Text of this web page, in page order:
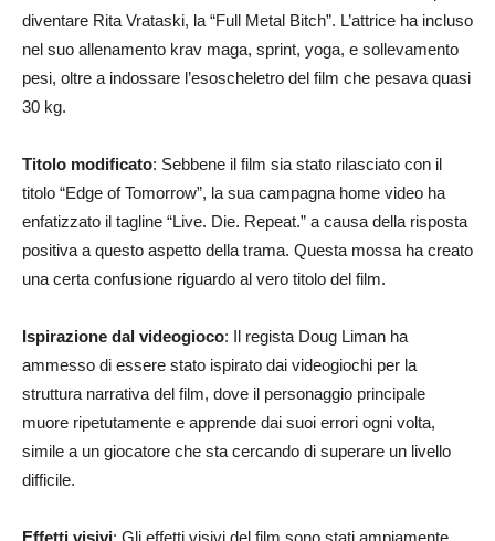
diventare Rita Vrataski, la “Full Metal Bitch”. L’attrice ha incluso
nel suo allenamento krav maga, sprint, yoga, e sollevamento
pesi, oltre a indossare l’esoscheletro del film che pesava quasi
30 kg.
Titolo modificato: Sebbene il film sia stato rilasciato con il
titolo “Edge of Tomorrow”, la sua campagna home video ha
enfatizzato il tagline “Live. Die. Repeat.” a causa della risposta
positiva a questo aspetto della trama. Questa mossa ha creato
una certa confusione riguardo al vero titolo del film.
Ispirazione dal videogioco: Il regista Doug Liman ha
ammesso di essere stato ispirato dai videogiochi per la
struttura narrativa del film, dove il personaggio principale
muore ripetutamente e apprende dai suoi errori ogni volta,
simile a un giocatore che sta cercando di superare un livello
difficile.
Effetti visivi: Gli effetti visivi del film sono stati ampiamente